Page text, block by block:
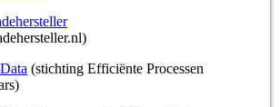
(stichting Efficiënte Processen